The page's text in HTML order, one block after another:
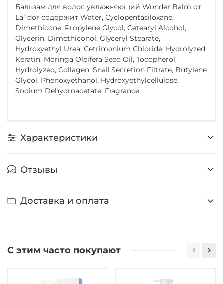
Бальзам для волос увлажняющий Wonder Balm от
La`dor содержит Water, Cyclopentasiloxane,
Dimethicone, Propylene Glycol, Cetearyl Alcohol,
Glycerin, Dimethiconol, Glyceryl Stearate,
Hydroxyethyl Urea, Cetrimonium Chloride, Hydrolyzed
Keratin, Moringa Oleifera Seed Oil, Tocopherol,
Hydrolyzed, Collagen, Snail Secretion Filtrate, Butylene
Glycol, Phenoxyethanol, Hydroxyethylcellulose,
Sodium Dehydroacetate, Fragrance.
Характеристики
Отзывы
Доставка и оплата
С этим часто покупают